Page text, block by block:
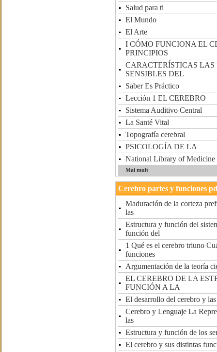
Salud para ti
El Mundo
El Arte
I CÓMO FUNCIONA EL
PRINCIPIOS
CARACTERÍSTICAS LAS
SENSIBLES DEL
Saber Es Práctico
Lección 1 EL CEREBRO
Sistema Auditivo Central
La Santé Vital
Topografía cerebral
PSICOLOGÍA DE LA
National Library of Medicine
Mai mult
Cerebro partes y funciones
Maduración de la corteza
las
Estructura y función del
función del
1 Qué es el cerebro triuno
funciones
Argumentación de la teoría
EL CEREBRO DE LA
FUNCIÓN A LA
El desarrollo del cerebro y
Cerebro y Lenguaje La
las
Estructura y función de los
El cerebro y sus distintas